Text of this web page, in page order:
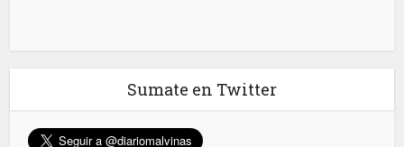
Sumate en Twitter